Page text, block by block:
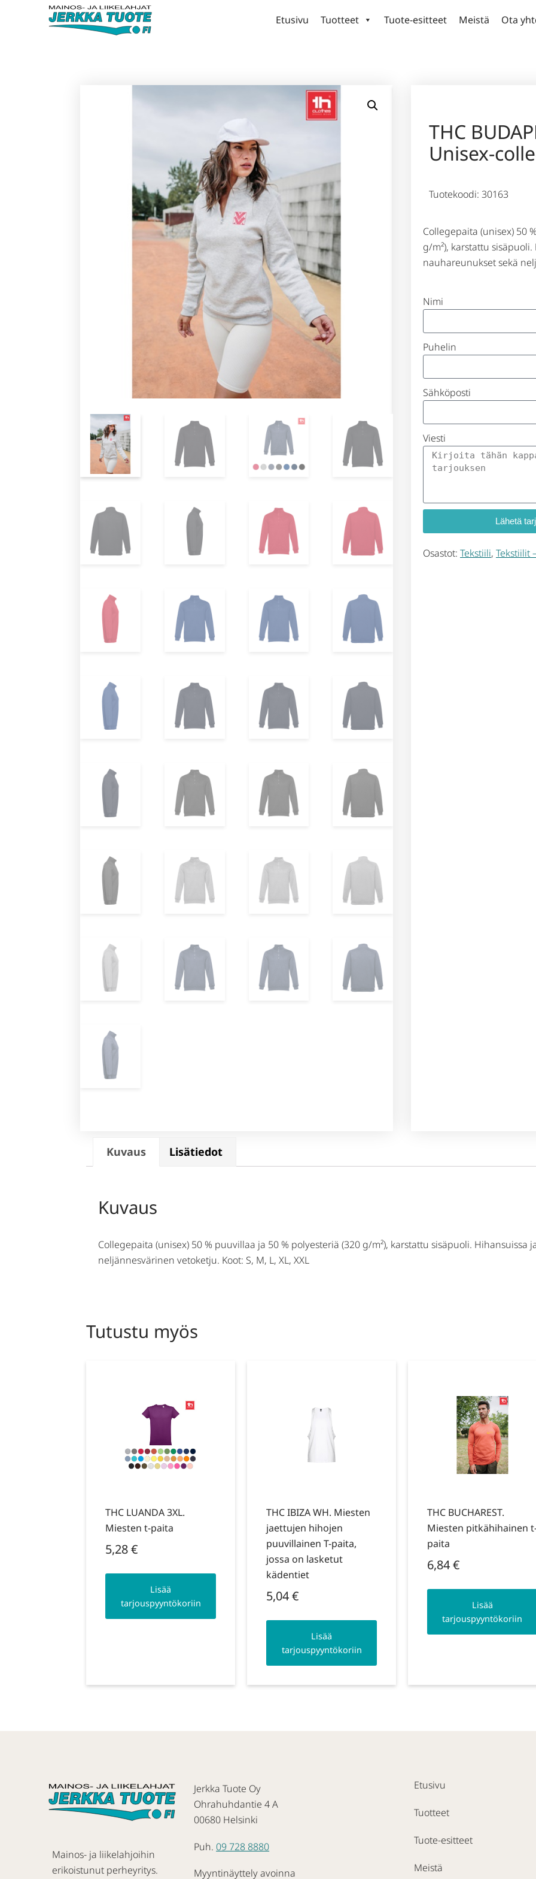
Etusivu Tuotteet Tuote-esitteet Meistä Ota
THC
Unisex-
Tuotekoodi: 30163
Collegepaita (unisex) 50
g/m²), karstattu
nauhareunukset sekä
Nimi
Puhelin
Sähköposti
Viesti
Lähetä
Osastot: Tekstiili, Tekstiilit
Kuvaus Lisätiedot
Kuvaus
Collegepaita (unisex) 50 % puuvillaa ja 50 % polyesteriä (320 g/m²), karstattu sisäpuoli. Hihansuissa
neljännesvärinen vetoketju. Koot: S, M, L, XL, XXL
Tutustu myös
THC LUANDA 3XL.
Miesten t-paita
5,28€
Lisää
tarjouspyyntökoriin
THC IBIZA WH. Miesten
jaettujen hihojen
puuvillainen T-paita,
jossa on lasketut
kädentiet
5,04€
Lisää
tarjouspyyntökoriin
THC BUCHAREST.
Miesten pitkähihainen
paita
6,84€
Lisää
tarjouspyyntökoriin
Mainos- ja liikelahjoihin
erikoistunut perheyritys.
Jerkka Tuote Oy
Ohrahuhdantie 4 A
00680 Helsinki
Puh. 09 728 8880
Myyntinäyttely avoinna
Etusivu
Tuotteet
Tuote-esitteet
Meistä